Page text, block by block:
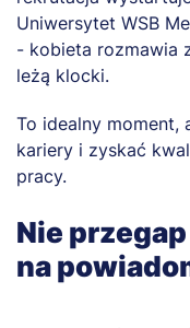
To idealny moment,
kariery i zyskać
pracy.
Nie
na